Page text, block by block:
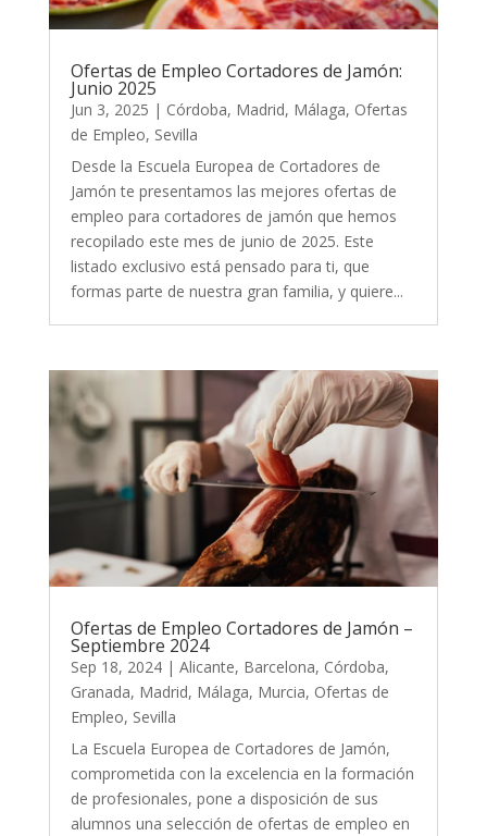
Ofertas de Empleo Cortadores de Jamón:
Junio 2025
Jun 3, 2025 | Córdoba, Madrid, Málaga, Ofertas
de Empleo, Sevilla
Desde la Escuela Europea de Cortadores de
Jamón te presentamos las mejores ofertas de
empleo para cortadores de jamón que hemos
recopilado este mes de junio de 2025. Este
listado exclusivo está pensado para ti, que
formas parte de nuestra gran familia, y quiere...
Ofertas de Empleo Cortadores de Jamón –
Septiembre 2024
Sep 18, 2024| Alicante, Barcelona, Córdoba,
Granada, Madrid, Málaga, Murcia, Ofertas de
Empleo, Sevilla
La Escuela Europea de Cortadores de Jamón,
comprometida con la excelencia en la formación
de profesionales, pone a disposición de sus
alumnos una selección de ofertas de empleo en